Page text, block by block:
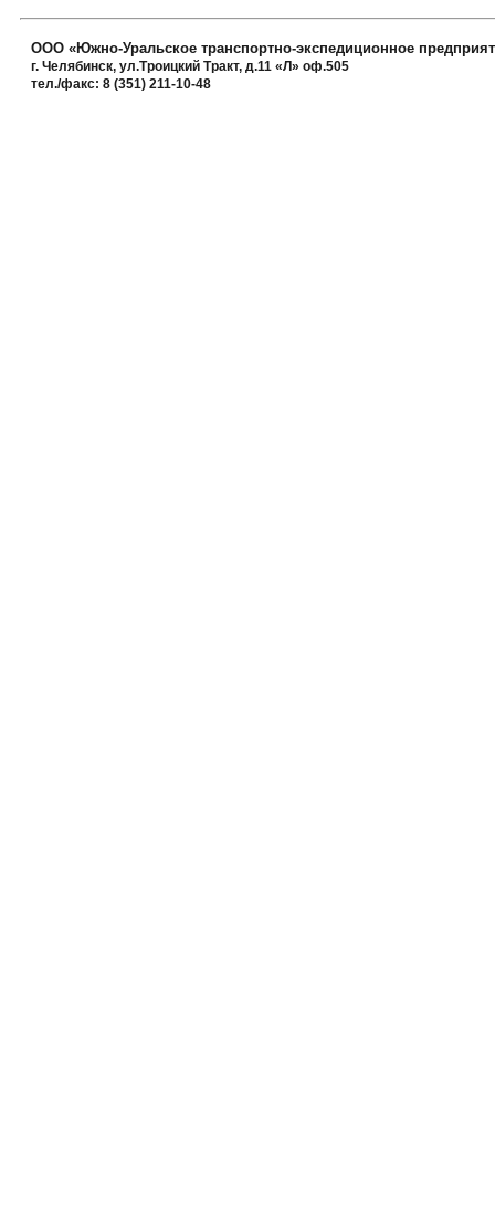
ООО «Южно-Уральское транспортно-экспедиционное
г. Челябинск, ул.Троицкий Тракт, д.11 «Л» оф.505
тел./факс: 8 (351) 211-10-48